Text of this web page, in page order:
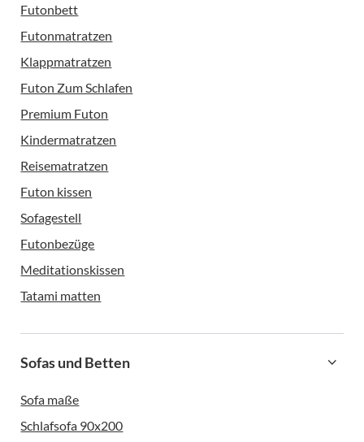
Futonbett
Futonmatratzen
Klappmatratzen
Futon Zum Schlafen
Premium Futon
Kindermatratzen
Reisematratzen
Futon kissen
Sofagestell
Futonbezüge
Meditationskissen
Tatami matten
Sofas und Betten
Sofa maße
Schlafsofa 90x200